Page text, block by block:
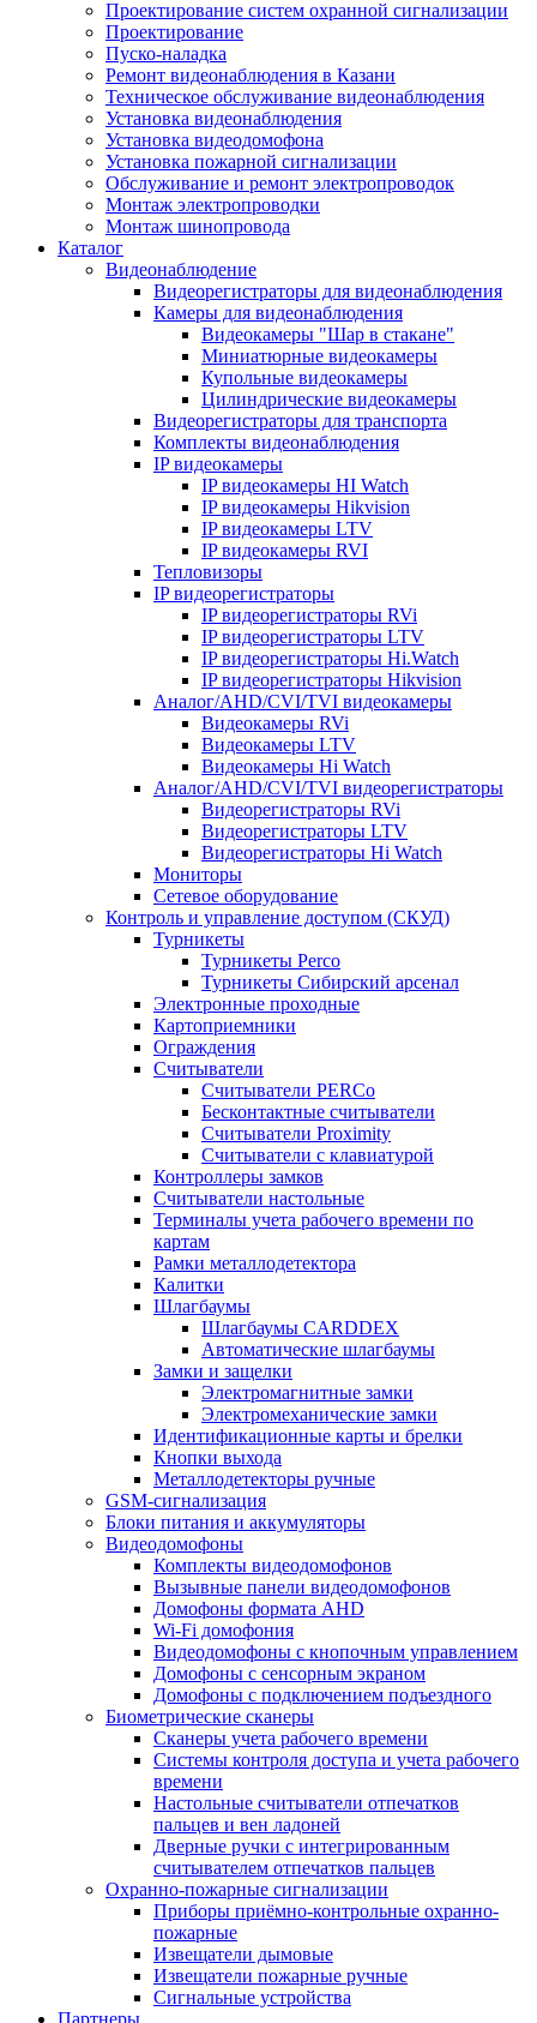
Проектирование систем охранной сигнализации
Проектирование
Пуско-наладка
Ремонт видеонаблюдения в Казани
Техническое обслуживание видеонаблюдения
Установка видеонаблюдения
Установка видеодомофона
Установка пожарной сигнализации
Обслуживание и ремонт электропроводок
Монтаж электропроводки
Монтаж шинопровода
Каталог
Видеонаблюдение
Видеорегистраторы для видеонаблюдения
Камеры для видеонаблюдения
Видеокамеры "Шар в стакане"
Миниатюрные видеокамеры
Купольные видеокамеры
Цилиндрические видеокамеры
Видеорегистраторы для транспорта
Комплекты видеонаблюдения
IP видеокамеры
IP видеокамеры HI Watch
IP видеокамеры Hikvision
IP видеокамеры LTV
IP видеокамеры RVI
Тепловизоры
IP видеорегистраторы
IP видеорегистраторы RVi
IP видеорегистраторы LTV
IP видеорегистраторы Hi.Watch
IP видеорегистраторы Hikvision
Аналог/AHD/CVI/TVI видеокамеры
Видеокамеры RVi
Видеокамеры LTV
Видеокамеры Hi Watch
Аналог/AHD/CVI/TVI видеорегистраторы
Видеорегистраторы RVi
Видеорегистраторы LTV
Видеорегистраторы Hi Watch
Мониторы
Сетевое оборудование
Контроль и управление доступом (СКУД)
Турникеты
Турникеты Perco
Турникеты Сибирский арсенал
Электронные проходные
Картоприемники
Ограждения
Считыватели
Считыватели PERCo
Бесконтактные считыватели
Считыватели Proximity
Считыватели с клавиатурой
Контроллеры замков
Считыватели настольные
Терминалы учета рабочего времени по
картам
Рамки металлодетектора
Калитки
Шлагбаумы
Шлагбаумы CARDDEX
Автоматические шлагбаумы
Замки и защелки
Электромагнитные замки
Электромеханические замки
Идентификационные карты и брелки
Кнопки выхода
Металлодетекторы ручные
GSM-сигнализация
Блоки питания и аккумуляторы
Видеодомофоны
Комплекты видеодомофонов
Вызывные панели видеодомофонов
Домофоны формата AHD
Wi-Fi домофония
Видеодомофоны с кнопочным управлением
Домофоны с сенсорным экраном
Домофоны с подключением подъездного
Биометрические сканеры
Сканеры учета рабочего времени
Системы контроля доступа и учета рабочего
времени
Настольные считыватели отпечатков
пальцев и вен ладоней
Дверные ручки с интегрированным
считывателем отпечатков пальцев
Охранно-пожарные сигнализации
Приборы приёмно-контрольные охранно-
пожарные
Извещатели дымовые
Извещатели пожарные ручные
Сигнальные устройства
Партнеры